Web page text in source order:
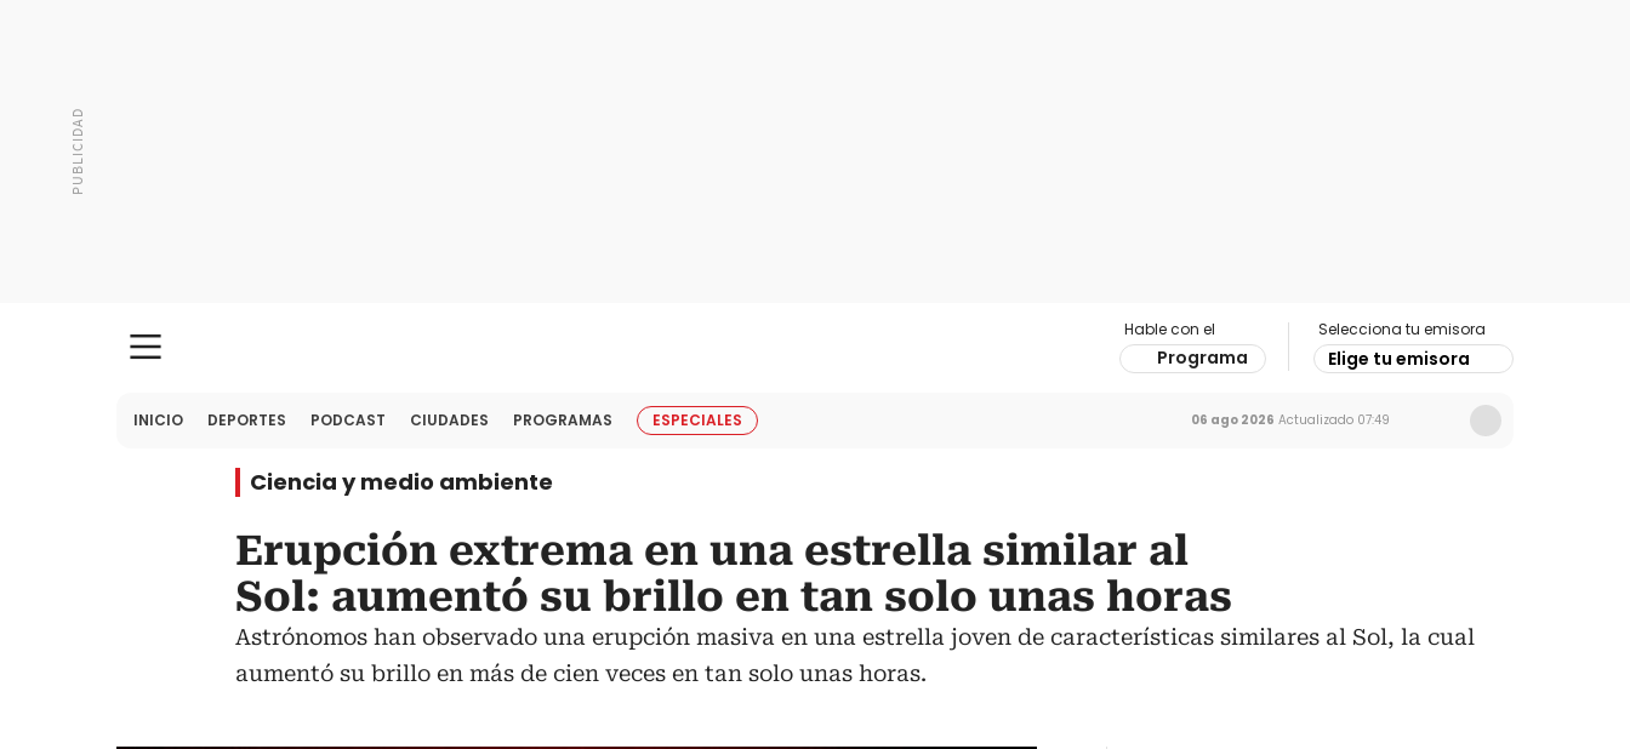
Hable con el
Programa
Selecciona tu emisora
Elige tu emisora
INICIO DEPORTES PODCAST CIUDADES PROGRAMAS ESPECIALES 06 ago 2026 Actualizado 07:49
Ciencia y medio ambiente
Erupción extrema en una estrella similar al
Sol: aumentó su brillo en tan solo unas horas
Astrónomos han observado una erupción masiva en una estrella joven de características similares al Sol, la cual
aumentó su brillo en más de cien veces en tan solo unas horas.